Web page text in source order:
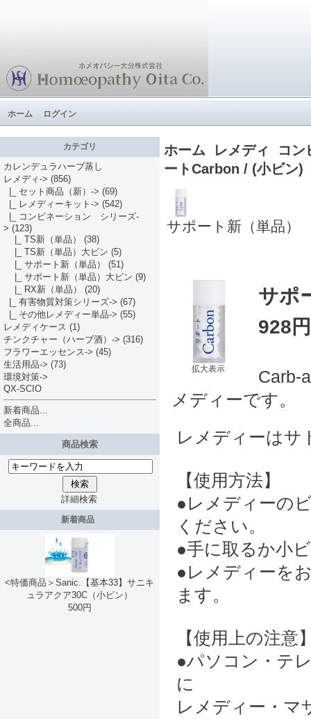
ホーム ログイン
カテゴリ
カレンデュラハーブ蒸し
レメディ-> (856)
|_ セット商品（新）-> (69)
|_ レメディーキット-> (542)
|_ コンビネーション シリーズ-
> (123)
|_ TS新（単品）
(38)
|_ TS新（単品）大ビン (5)
|_ サポート新（単品）
(51)
|_ サポート新（単品）大ビン (9)
|_ RX新（単品）
(20)
|_ 有害物質対策シリーズ-> (67)
|_ その他レメディー単品-> (55)
レメディケース (1)
チンクチャー（ハーブ酒）-> (316)
フラワーエッセンス-> (45)
生活用品-> (73)
環境対策->
QX-SCIO
新着商品...
全商品...
商品検索
詳細検索
新着商品
<特価商品＞Sanic.【基本33】サニキ
ュラアクア30C（小ビン）
500円
ホーム レメディ
コ
ートCarbon / (小ビン)
サポート新（単品）
拡大表示
サポ
928円
Carb-
メディーです。
レメディーはサ
【使用方法】
●レメディーの
ください。
●手に取るか小
●レメディーを
ます。
【使用上の注意
●パソコン・テ
に
レメディー・マ